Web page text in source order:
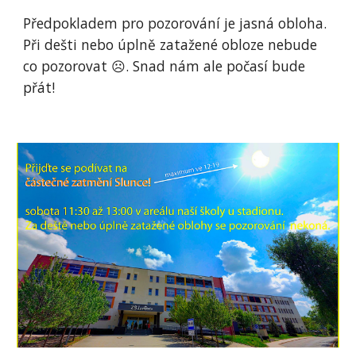
Předpokladem pro pozorování je jasná obloha.
Při dešti nebo úplně zatažené obloze nebude
co pozorovat ☹️. Snad nám ale počasí bude
přát!